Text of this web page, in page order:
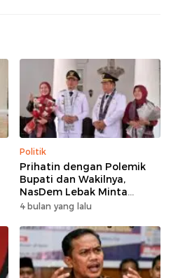
Politik
Prihatin dengan Polemik
Bupati dan Wakilnya,
NasDem Lebak Minta
Saling Introspeksi
4 bulan yang lalu